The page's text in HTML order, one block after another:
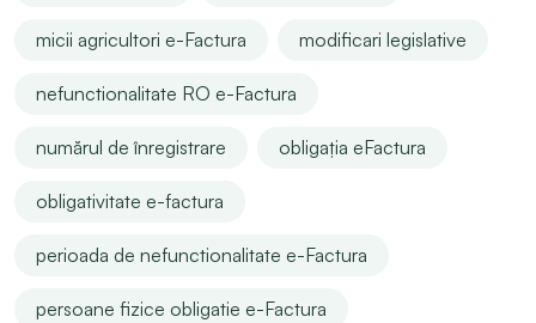
micii agricultori e-Factura modificari legislative
nefunctionalitate RO e-Factura
numărul de înregistrare obligația eFactura
obligativitate e-factura
perioada de nefunctionalitate e-Factura
persoane fizice obligatie e-Factura